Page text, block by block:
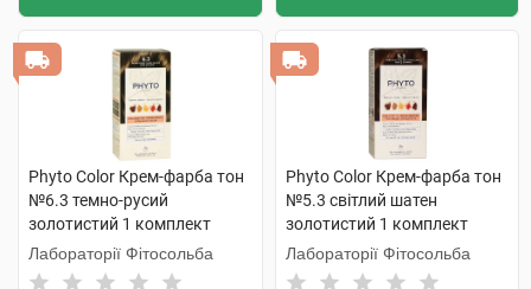
Phyto Color Крем-фарба тон
№6.3 темно-русий
золотистий 1 комплект
Лабораторії Фітосольба
Phyto Color Крем-фарба тон
№5.3 світлий шатен
золотистий 1 комплект
Лабораторії Фітосольба